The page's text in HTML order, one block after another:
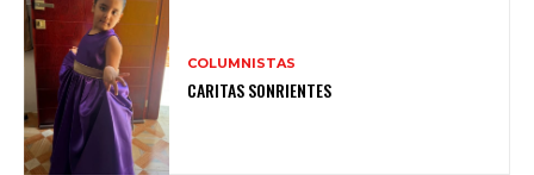
COLUMNISTAS
CARITAS SONRIENTES